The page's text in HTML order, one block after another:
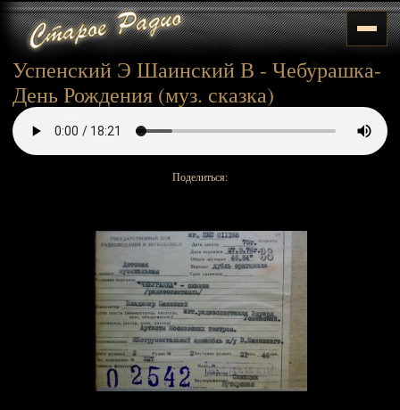
Успенский Э Шаинский В - Чебурашка-
День Рождения (муз. сказка)
Поделиться: